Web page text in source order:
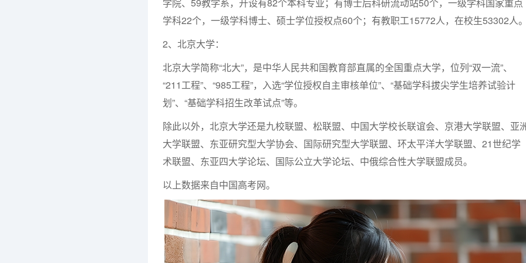
学科22个，一级学科博士、硕士学位授权点60个；有教职工15772人，在校生53302人
2、北京大学：
北京大学简称“北大”，是中华人民共和国教育部直属的全国重点大学，位列“双一流”、
“211工程”、“985工程”，入选“学位授权自主审核单位”、“基础学科拔尖学生培养试验计
划”、“基础学科招生改革试点”等。
除此以外，北京大学还是九校联盟、松联盟、中国大学校长联谊会、京港大学联盟、亚
大学联盟、东亚研究型大学协会、国际研究型大学联盟、环太平洋大学联盟、21世纪学
术联盟、东亚四大学论坛、国际公立大学论坛、中俄综合性大学联盟成员。
以上数据来自中国高考网。